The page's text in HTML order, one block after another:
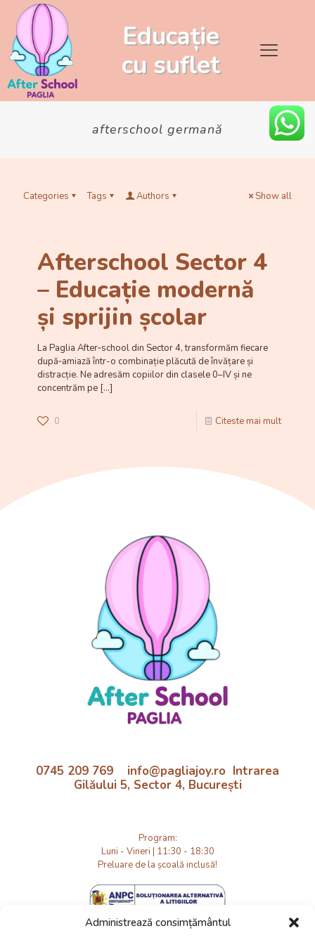
Administrează consimțământul
Educație
cu suflet
afterschool germană
Categories Tags Authors Show all
Afterschool Sector 4
– Educație modernă
și sprijin școlar
La Paglia After‑school din Sector 4, transformăm fiecare
după‑amiază într-o combinație plăcută de învățare și
distracție. Ne adresăm copiilor din clasele 0–IV și ne
concentrăm pe […]
0 Citeste mai mult
0745 209 769 info@pagliajoy.ro Intrarea
Gilăului 5, Sector 4, București
Program:
Luni - Vineri | 11:30 - 18:30
Preluare de la școală inclusă!